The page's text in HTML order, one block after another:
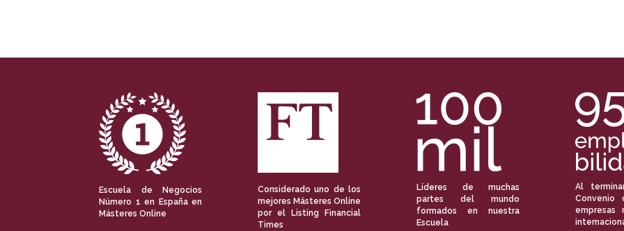
Escuela de Negocios
Número 1 en España en
Másteres Online
Considerado uno de los
mejores Másteres Online
por el Listing Financial
Times
Líderes de muchas
partes del mundo
formados en nuestra
Escuela
Al
Convenio
empresas